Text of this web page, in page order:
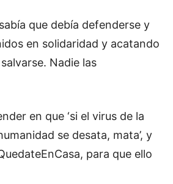
que debía defenderse y
en solidaridad y acatando
Nadie las
en que ‘si el virus de la
se desata, mata’, y
para que ello